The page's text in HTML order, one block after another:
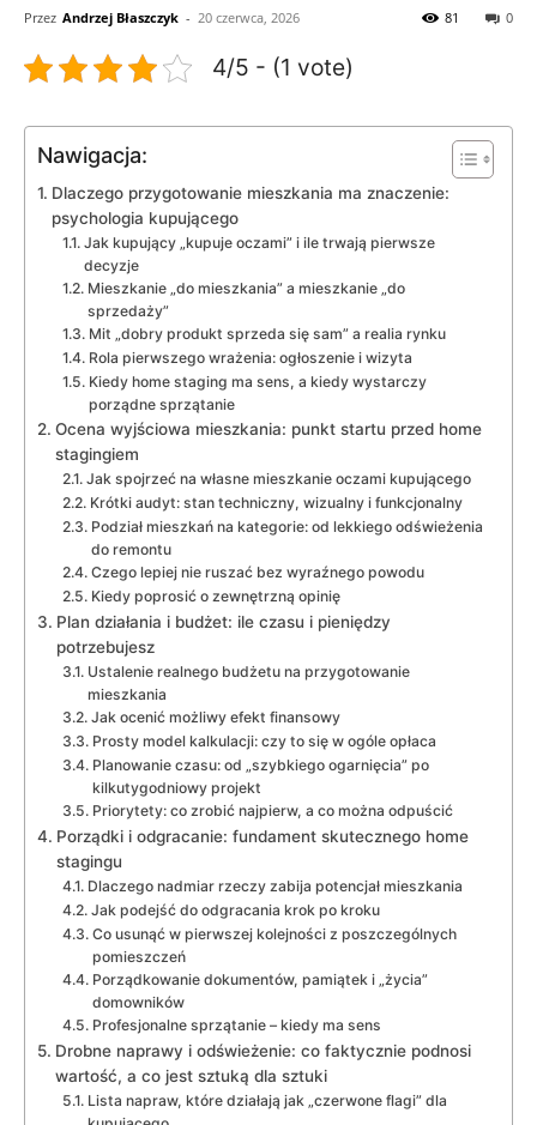
Przez Andrzej Błaszczyk - 20 czerwca, 2026 0
81
4/5 - (1 vote)
Nawigacja:
Dlaczego przygotowanie mieszkania ma znaczenie:
psychologia kupującego
Jak kupujący „kupuje oczami” i ile trwają pierwsze
decyzje
Mieszkanie „do mieszkania” a mieszkanie „do
sprzedaży”
Mit „dobry produkt sprzeda się sam” a realia rynku
Rola pierwszego wrażenia: ogłoszenie i wizyta
Kiedy home staging ma sens, a kiedy wystarczy
porządne sprzątanie
Ocena wyjściowa mieszkania: punkt startu przed home
stagingiem
Jak spojrzeć na własne mieszkanie oczami kupującego
Krótki audyt: stan techniczny, wizualny i funkcjonalny
Podział mieszkań na kategorie: od lekkiego odświeżenia
do remontu
Czego lepiej nie ruszać bez wyraźnego powodu
Kiedy poprosić o zewnętrzną opinię
Plan działania i budżet: ile czasu i pieniędzy
potrzebujesz
Ustalenie realnego budżetu na przygotowanie
mieszkania
Jak ocenić możliwy efekt finansowy
Prosty model kalkulacji: czy to się w ogóle opłaca
Planowanie czasu: od „szybkiego ogarnięcia” po
kilkutygodniowy projekt
Priorytety: co zrobić najpierw, a co można odpuścić
Porządki i odgracanie: fundament skutecznego home
stagingu
Dlaczego nadmiar rzeczy zabija potencjał mieszkania
Jak podejść do odgracania krok po kroku
Co usunąć w pierwszej kolejności z poszczególnych
pomieszczeń
Porządkowanie dokumentów, pamiątek i „życia”
domowników
Profesjonalne sprzątanie – kiedy ma sens
Drobne naprawy i odświeżenie: co faktycznie podnosi
wartość, a co jest sztuką dla sztuki
Lista napraw, które działają jak „czerwone flagi” dla